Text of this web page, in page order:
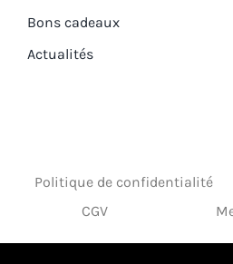
Bons cadeaux
Actualités
Politique de confidentialité
CGV